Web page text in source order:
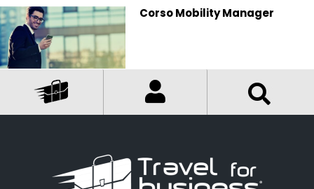
Corso Mobility Manager